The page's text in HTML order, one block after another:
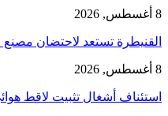
8 أغسطس, 2026
القنيطرة تستعد لاحتضان مصنع
8 أغسطس, 2026
استئناف أشغال تثبيت لاقط